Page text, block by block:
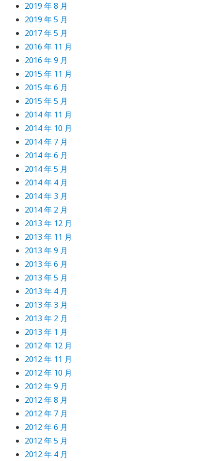
2019 年 8 月
2019 年 5 月
2017 年 5 月
2016 年 11 月
2016 年 9 月
2015 年 11 月
2015 年 6 月
2015 年 5 月
2014 年 11 月
2014 年 10 月
2014 年 7 月
2014 年 6 月
2014 年 5 月
2014 年 4 月
2014 年 3 月
2014 年 2 月
2013 年 12 月
2013 年 11 月
2013 年 9 月
2013 年 6 月
2013 年 5 月
2013 年 4 月
2013 年 3 月
2013 年 2 月
2013 年 1 月
2012 年 12 月
2012 年 11 月
2012 年 10 月
2012 年 9 月
2012 年 8 月
2012 年 7 月
2012 年 6 月
2012 年 5 月
2012 年 4 月